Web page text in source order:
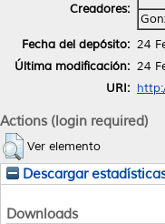
Creadores:
Fecha del depósito: 24
Última modificación: 24
URI:
Actions (login required)
Ver elemento
Descargar
Downloads